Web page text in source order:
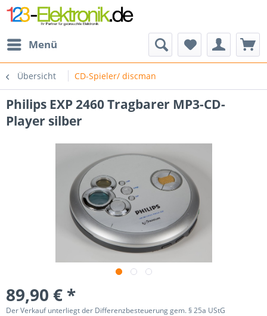
Menü
Übersicht CD-Spieler/ discman
Philips EXP 2460 Tragbarer MP3-CD-
Player silber
89,90 € *
Der Verkauf unterliegt der Differenzbesteuerung gem. § 25a UStG